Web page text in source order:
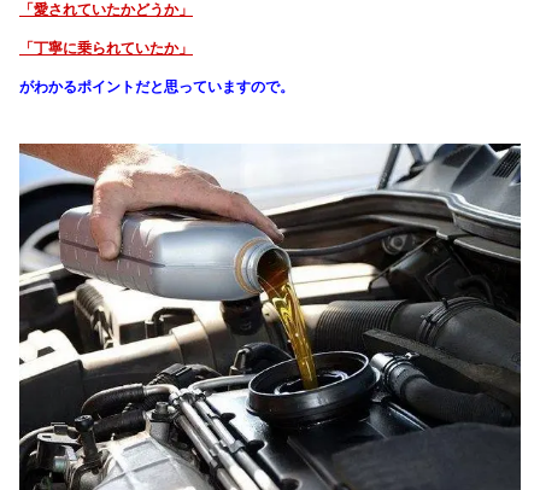
「愛されていたかどうか」
「丁寧に乗られていたか」
がわかるポイントだと思っていますので。